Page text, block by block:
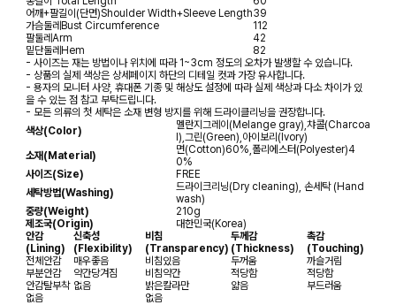
어깨+팔길이(단면)Shoulder Width+Sleeve Length39
가슴둘레Bust Circumference
112
팔둘레Arm
42
밑단둘레Hem
82
- 사이즈는 재는 방법이나 위치에 따라 1~3cm 정도의 오차가 발생할 수 있습니다.
- 상품의 실제 색상은 상세페이지 하단의 디테일 컷과 가장 유사합니다.
- 용자의 모니터 사양, 휴대폰 기종 및 해상도 설정에 따라 실제 색상과 다소 차이가 있
을 수 있는 점 참고 부탁드립니다.
- 모든 의류의 첫 세탁은 소재 변형 방지를 위해 드라이클리닝을 권장합니다.
색상(Color)
멜란지그레이(Melange gray),챠콜(Charcoa
l),그린(Green),아이보리(Ivory)
소재(Material)
면(Cotton)60%,폴리에스터(Polyester)4
0%
사이즈(Size)
FREE
세탁방법(Washing)
드라이크리닝(Dry cleaning), 손세탁 (Hand
wash)
중량(Weight)
210g
제조국(Origin)
대한민국(Korea)
안감
(Lining)
신축성
(Flexibility)
비침
(Transparency)
두께감
(Thickness)
촉감
(Touching)
전체안감
매우좋음 비침있음 두꺼움
까슬거림
부분안감
약간당겨짐 비침약간 적당함
적당함
안감탈부착 없음 밝은칼라만 얇음
부드러움
없음
없음